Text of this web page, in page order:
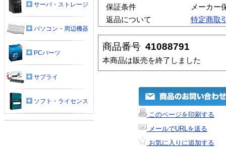
保証条件
メーカー
返品について
特定商取
商品番号 41088791
本商品は販売を終了しました
このページを印刷する
メールでURLを送る
お気に入りに追加する
サーバ・ストレージ
パソコン・周辺機器
PCパーツ
サプライ
ソフト・ライセンス